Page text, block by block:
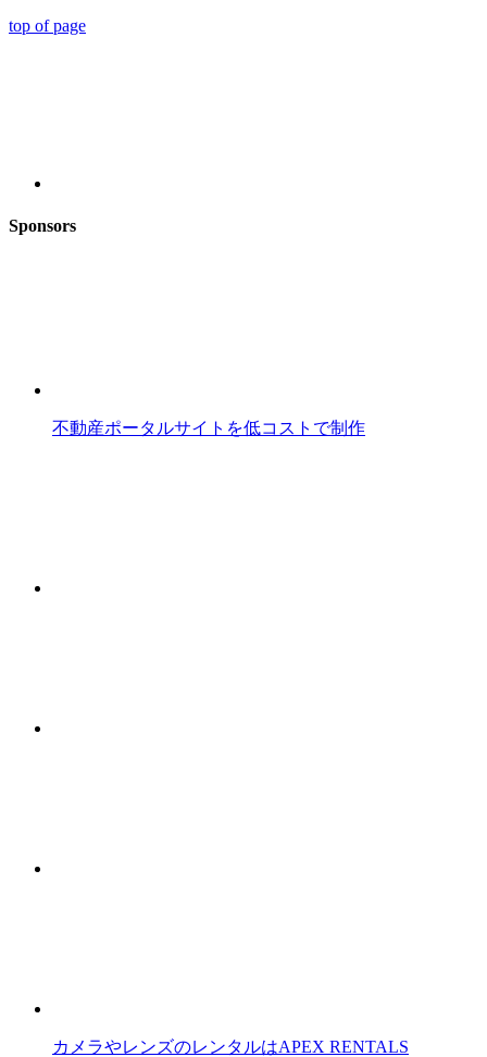
top of page
Sponsors
不動産ポータルサイトを低コストで制作
カメラやレンズのレンタルはAPEX RENTALS